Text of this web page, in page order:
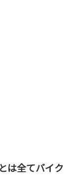
は全てバイク